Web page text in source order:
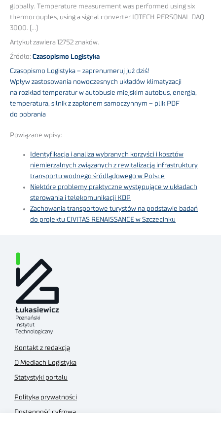
globally. Temperature measurement was performed using six
thermocouples, using a signal converter IOTECH PERSONAL DAQ
3000. (…)
Artykuł zawiera 12752 znaków.
Źródło: Czasopismo Logistyka
Czasopismo Logistyka – zaprenumeruj już dziś!
Wpływ zastosowania nowoczesnych układów klimatyzacji
na rozkład temperatur w autobusie miejskim autobus, energia,
temperatura, silnik z zapłonem samoczynnym – plik PDF
do pobrania
Powiązane wpisy:
Identyfikacja i analiza wybranych korzyści i kosztów
niemierzalnych związanych z rewitalizacją infrastruktury
transportu wodnego śródlądowego w Polsce
Niektóre problemy praktyczne występujące w układach
sterowania i telekomunikacji KDP
Zachowania transportowe turystów na podstawie badań
do projektu CIVITAS RENAISSANCE w Szczecinku
Kontakt z redakcją
O Mediach Logistyka
Statystyki portalu
Polityka prywatności
Dostępność cyfrowa